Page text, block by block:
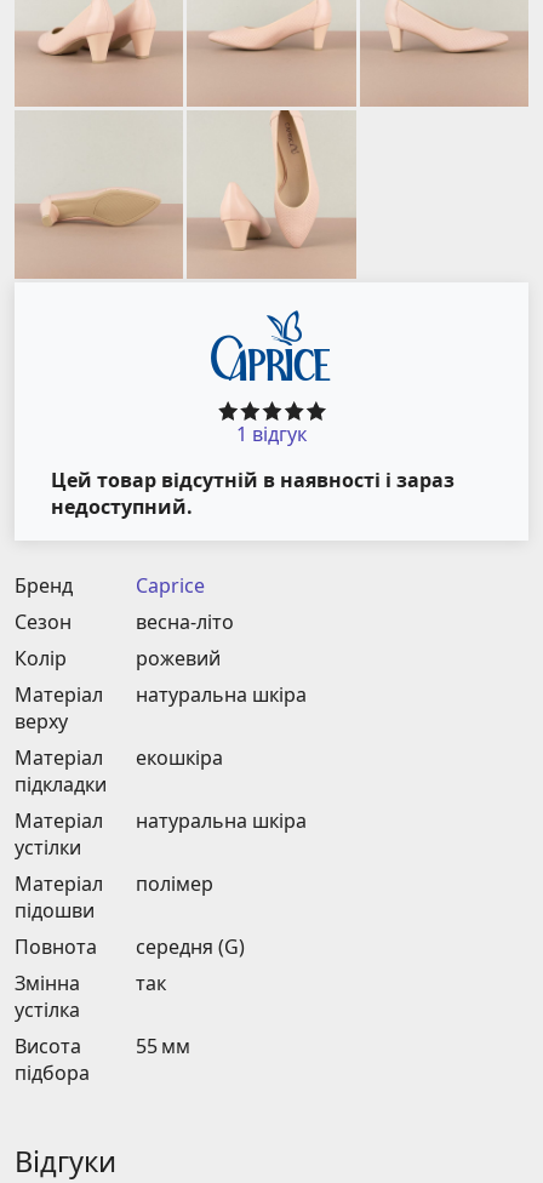
1 відгук
Цей товар відсутній в наявності і зараз
недоступний.
Бренд
Caprice
Сезон
весна-літо
Колір
рожевий
Матеріал
верху
натуральна шкіра
Матеріал
підкладки
екошкіра
Матеріал
устілки
натуральна шкіра
Матеріал
підошви
полімер
Повнота
середня (G)
Змінна
устілка
так
Висота
підбора
55 мм
Відгуки